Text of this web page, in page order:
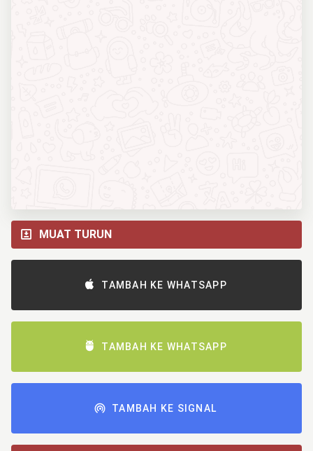
MUAT TURUN
TAMBAH KE WHATSAPP
TAMBAH KE WHATSAPP
TAMBAH KE SIGNAL